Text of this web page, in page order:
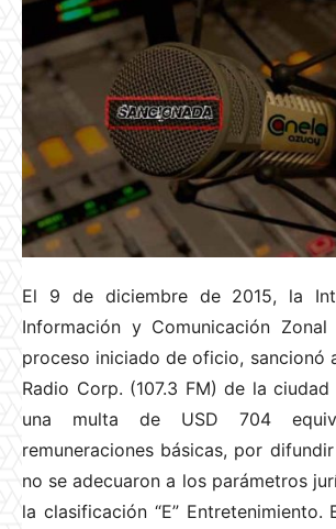
El 9 de diciembre de 2015, la
Información y Comunicación
proceso iniciado de oficio, sancionó
Radio Corp. (107.3 FM) de la
una multa de USD 704
remuneraciones básicas, por
no se adecuaron a los parámetros
la clasificación “E” Entretenimiento.